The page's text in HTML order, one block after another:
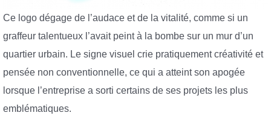
Ce logo dégage de l’audace et de la vitalité, comme si un
graffeur talentueux l’avait peint à la bombe sur un mur d’un
quartier urbain. Le signe visuel crie pratiquement créativité et
pensée non conventionnelle, ce qui a atteint son apogée
lorsque l’entreprise a sorti certains de ses projets les plus
emblématiques.